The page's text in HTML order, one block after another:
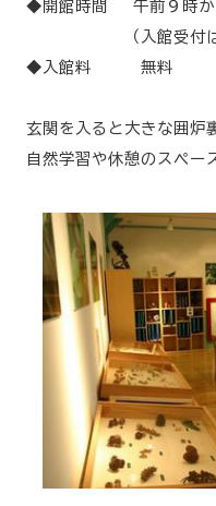
◆開館時間 午前９時か
（入館受付は午後
◆入館料 無料
玄関を入ると大きな囲炉
自然学習や休憩のスペー